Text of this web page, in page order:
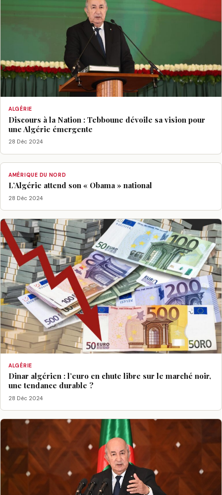
ALGÉRIE
Discours à la Nation : Tebboune dévoile sa vision pour
une Algérie émergente
28 Déc 2024
AMÉRIQUE DU NORD
L’Algérie attend son « Obama » national
28 Déc 2024
ALGÉRIE
Dinar algérien : l’euro en chute libre sur le marché noir,
une tendance durable ?
28 Déc 2024